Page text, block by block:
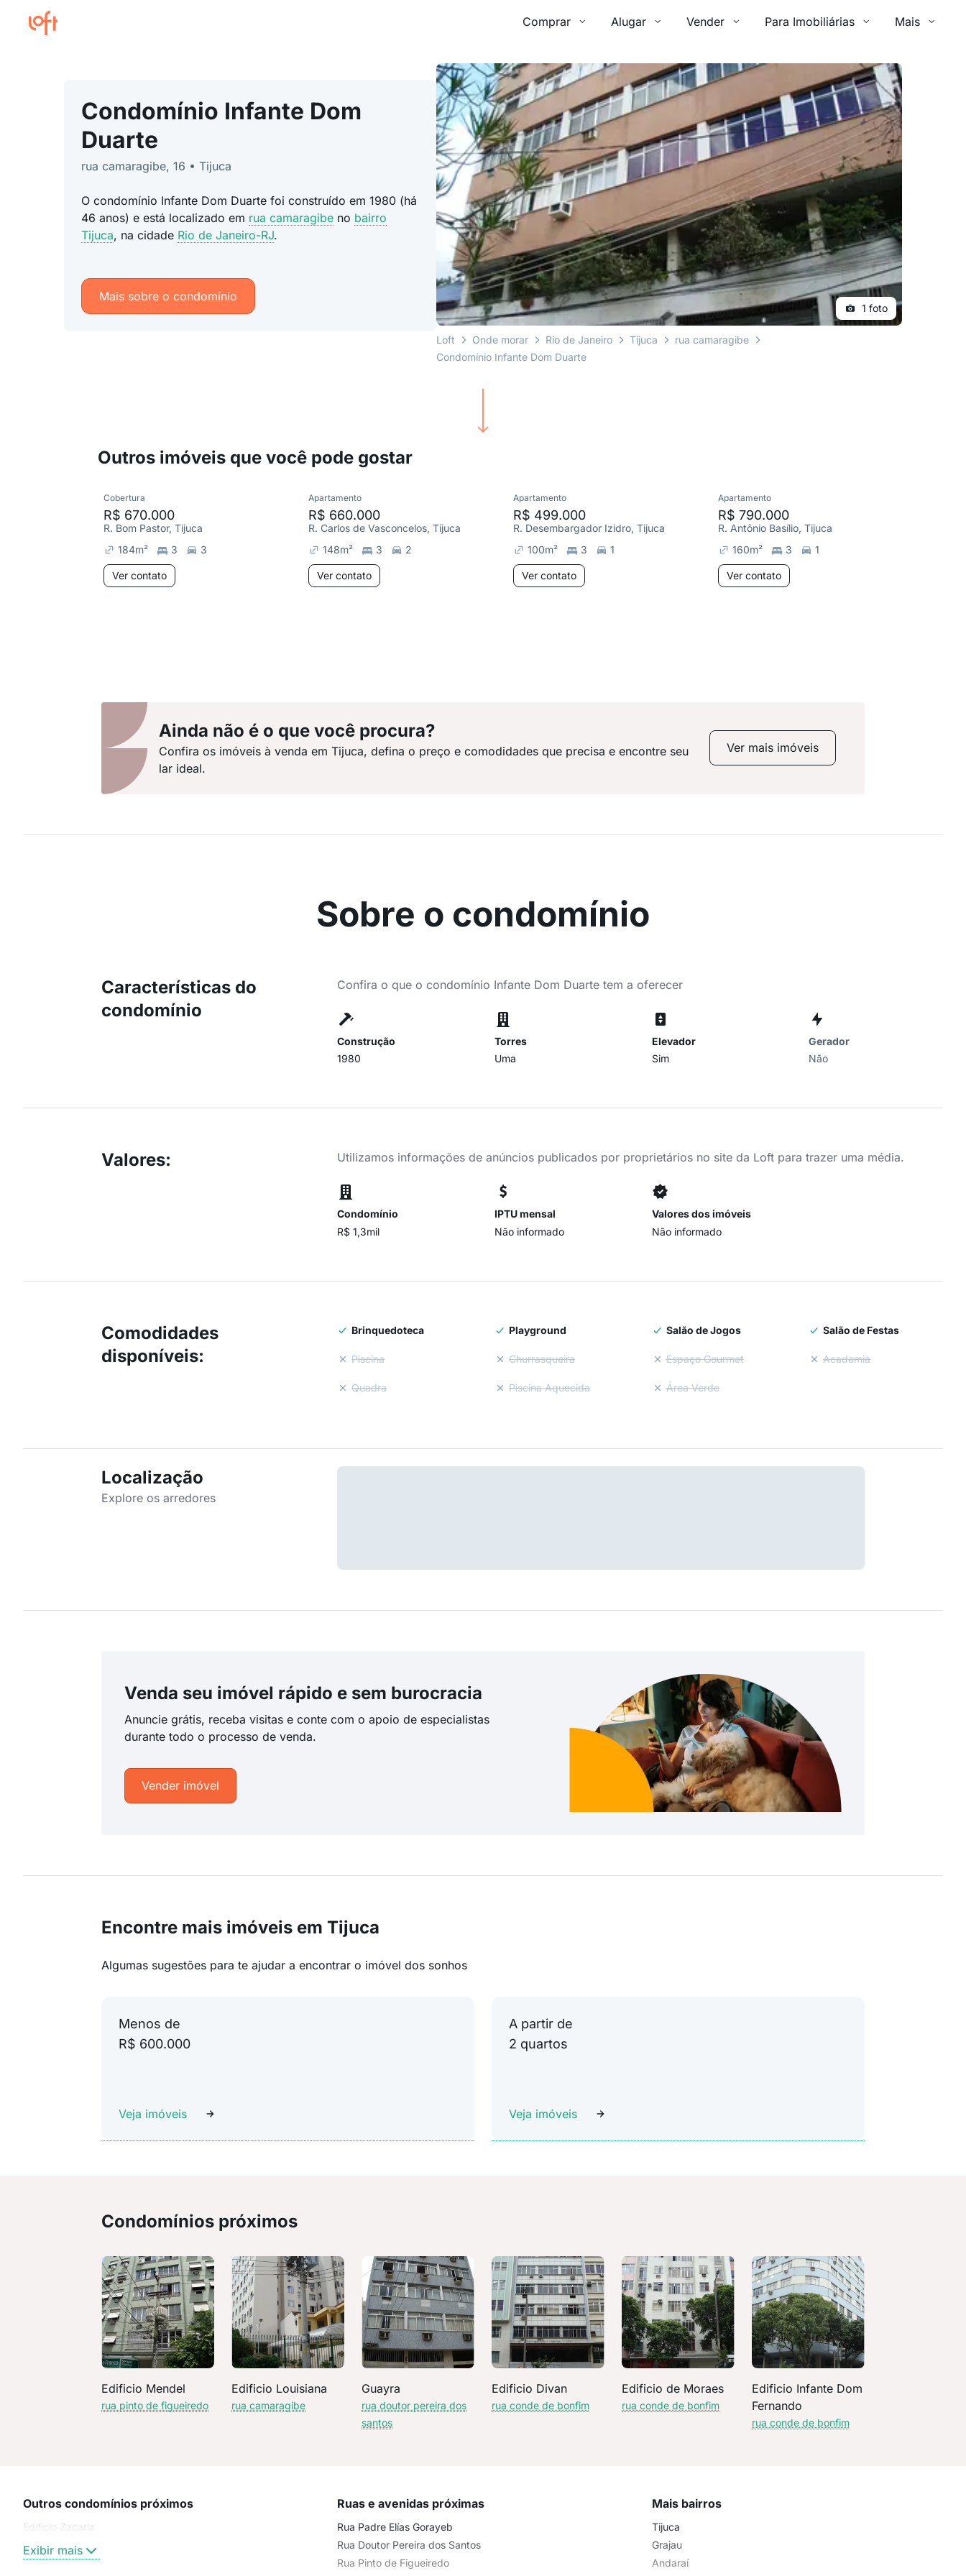
Comprar Alugar Vender Para Imobiliárias Mais
Condomínio Infante Dom
Duarte
rua camaragibe, 16 • Tijuca
O condomínio Infante Dom Duarte foi construído em 1980 (há
46 anos) e está localizado em rua camaragibeno bairro
Tijuca, na cidade Rio de Janeiro-RJ.
Mais sobre o condomínio
1 foto
Loft Onde morar Rio de Janeiro Tijuca
rua camaragibe
Condomínio Infante Dom Duarte
Outros imóveis que você pode gostar
Cobertura
R$ 670.000
R. Bom Pastor, Tijuca
184m² 3 3
Ver contato
Apartamento
R$ 660.000
R. Carlos de Vasconcelos, Tijuca
148m² 3 2
Ver contato
Apartamento
R$ 499.000
R. Desembargador Izidro, Tijuca
100m² 3 1
Ver contato
Apartamento
R$ 790.000
R. Antônio Basílio, Tijuca
160m² 3 1
Ver contato
Ainda não é o que você procura?
Confira os imóveis à venda em Tijuca, defina o preço e comodidades que precisa e encontre seu
lar ideal.
Ver mais imóveis
Sobre o condomínio
Características do
condomínio
Confira o que o condomínio Infante Dom Duarte tem a oferecer
Construção
1980
Torres
Uma
Elevador
Sim
Gerador
Não
Valores: Utilizamos informações de anúncios publicados por proprietários no site da Loft para trazer uma média.
Condomínio
R$ 1,3mil
IPTU mensal
Não informado
Valores dos imóveis
Não informado
Comodidades
disponíveis:
Brinquedoteca Playground Salão de Jogos Salão de Festas
Piscina Churrasqueira Espaço Gourmet Academia
Quadra Piscina Aquecida Área Verde
Localização
Explore os arredores
Venda seu imóvel rápido e sem burocracia
Anuncie grátis, receba visitas e conte com o apoio de especialistas
durante todo o processo de venda.
Vender imóvel
Encontre mais imóveis em Tijuca
Algumas sugestões para te ajudar a encontrar o imóvel dos sonhos
Menos de
R$ 600.000
Veja imóveis
A partir de
2 quartos
Veja imóveis
Condomínios próximos
Edificio Mendel
rua pinto de figueiredo
Edificio Louisiana
rua camaragibe
Guayra
rua doutor pereira dos
santos
Edificio Divan
rua conde de bonfim
Edificio de Moraes
rua conde de bonfim
Edificio Infante Dom
Fernando
rua conde de bonfim
Outros condomínios próximos
Edificio Zacaria
Exibir mais
Ruas e avenidas próximas
Rua Padre Elías Gorayeb
Rua Doutor Pereira dos Santos
Rua Pinto de Figueiredo
Mais bairros
Tijuca
Grajau
Andaraí